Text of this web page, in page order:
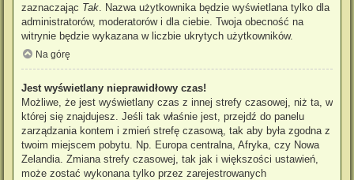
zaznaczając Tak . Nazwa użytkownika będzie wyświetlana tylko dla
administratorów, moderatorów i dla ciebie. Twoja obecność na
witrynie będzie wykazana w liczbie ukrytych użytkowników.
Na górę
Jest wyświetlany nieprawidłowy czas!
Możliwe, że jest wyświetlany czas z innej strefy czasowej, niż ta, w
której się znajdujesz. Jeśli tak właśnie jest, przejdź do panelu
zarządzania kontem i zmień strefę czasową, tak aby była zgodna z
twoim miejscem pobytu. Np. Europa centralna, Afryka, czy Nowa
Zelandia. Zmiana strefy czasowej, tak jak i większości ustawień,
może zostać wykonana tylko przez zarejestrowanych